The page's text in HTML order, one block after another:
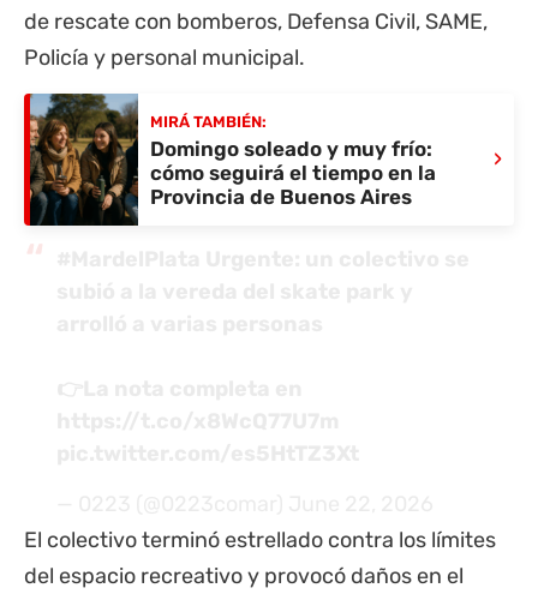
de rescate con bomberos, Defensa Civil, SAME,
Policía y personal municipal.
MIRÁ TAMBIÉN:
Domingo soleado y muy frío:
cómo seguirá el tiempo en la
Provincia de Buenos Aires
›
El colectivo terminó estrellado contra los límites
del espacio recreativo y provocó daños en el